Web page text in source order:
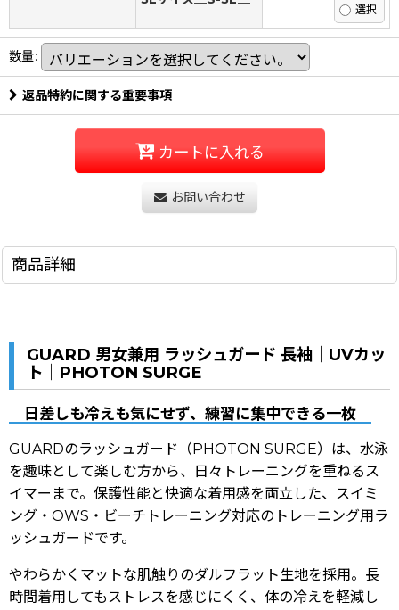
数量:
返品特約に関する重要事項
カートに入れる
お問い合わせ
商品詳細
GUARD 男女兼用 ラッシュガード 長袖｜UVカッ
ト｜PHOTON SURGE
日差しも冷えも気にせず、練習に集中できる一枚
GUARDのラッシュガード（PHOTON SURGE）は、水泳
を趣味として楽しむ方から、日々トレーニングを重ねるス
イマーまで。保護性能と快適な着用感を両立した、スイミ
ング・OWS・ビーチトレーニング対応のトレーニング用ラ
ッシュガードです。
やわらかくマットな肌触りのダルフラット生地を採用。長
時間着用してもストレスを感じにくく、体の冷えを軽減し